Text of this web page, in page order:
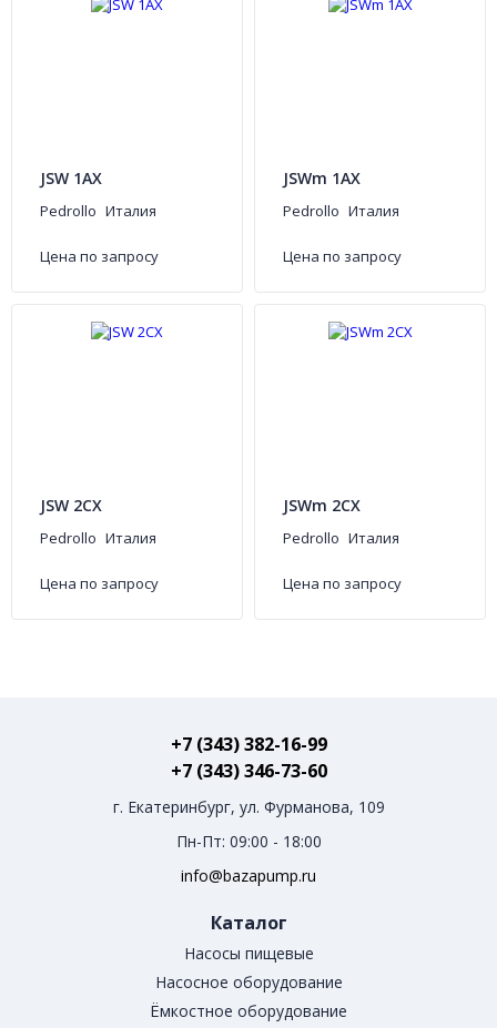
JSW 1AX
Pedrollo Италия
Цена по запросу
JSWm 1AX
Pedrollo Италия
Цена по запросу
JSW 2CX
Pedrollo Италия
Цена по запросу
JSWm 2CX
Pedrollo Италия
Цена по запросу
+7 (343) 382-16-99
+7 (343) 346-73-‬60
г. Екатеринбург, ул. Фурманова, 109
Пн-Пт: 09:00 - 18:00
info@bazapump.ru
Каталог
Насосы пищевые
Насосное оборудование
Ёмкостное оборудование